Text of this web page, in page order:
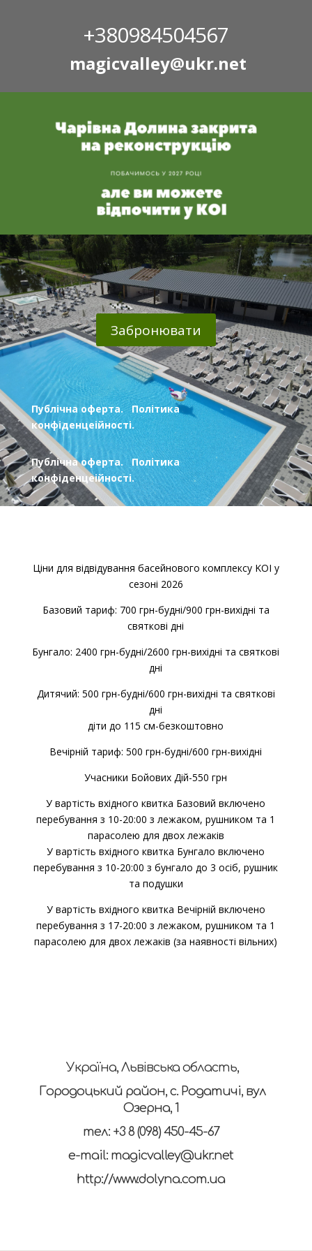
+380984504567
magicvalley@ukr.net
Забронювати
Публічна оферта.
Політика
конфіденцеійності.
Публічна оферта.
Політика
конфіденцеійності.
Ціни для відвідування басейнового комплексу KOI у
сезоні 2026
Базовий тариф: 700 грн-будні/900 грн-вихідні та
святкові дні
Бунгало: 2400 грн-будні/2600 грн-вихідні та святкові
дні
Дитячий: 500 грн-будні/600 грн-вихідні та святкові
дні
діти до 115 см-безкоштовно
Вечірній тариф: 500 грн-будні/600 грн-вихідні
Учасники Бойових Дій-550 грн
У вартість вхідного квитка Базовий включено
перебування з 10-20:00 з лежаком, рушником та 1
парасолею для двох лежаків
У вартість вхідного квитка Бунгало включено
перебування з 10-20:00 з бунгало до 3 осіб, рушник
та подушки
У вартість вхідного квитка Вечірній включено
перебування з 17-20:00 з лежаком, рушником та 1
парасолею для двох лежаків (за наявності вільних)
Україна, Львівська область,
Городоцький район, с. Родатичі, вул
Озерна, 1
тел: +3 8 (098) 450-45-67
e-mail: magicvalley@ukr.net
http://www.dolyna.com.ua